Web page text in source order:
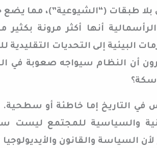
طبقات (“الشيوعية”)، مما يضع
أنها أكثر مرونة بكثير
البيئية إلى التحديات التقليدية
أن النظام سيواجه صعوبة في
في التاريخ إما خاطئة أو سطحية.
والسياسية للمجتمع ليست
السياسة والقانون والأيديولوجيا